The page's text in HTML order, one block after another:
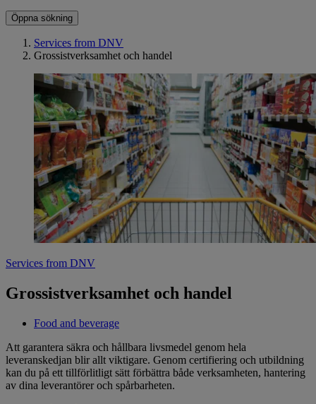
Öppna sökning
Services from DNV
Grossistverksamhet och handel
Services from DNV
Grossistverksamhet och handel
Food and beverage
Att garantera säkra och hållbara livsmedel genom hela
leveranskedjan blir allt viktigare. Genom certifiering och utbildning
kan du på ett tillförlitligt sätt förbättra både verksamheten, hantering
av dina leverantörer och spårbarheten.